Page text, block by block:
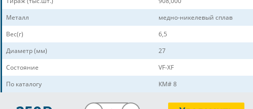
Металл
медно-никелевый сплав
Вес(г)
6,5
Диаметр (мм)
27
Состояние
VF-XF
По каталогу
КМ# 8